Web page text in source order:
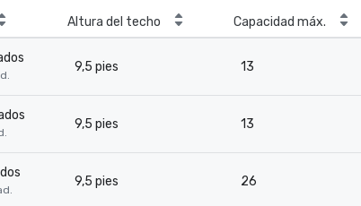
Altura del techo Capacidad máx.
9,5 pies 13
9,5 pies 13
9,5 pies 26